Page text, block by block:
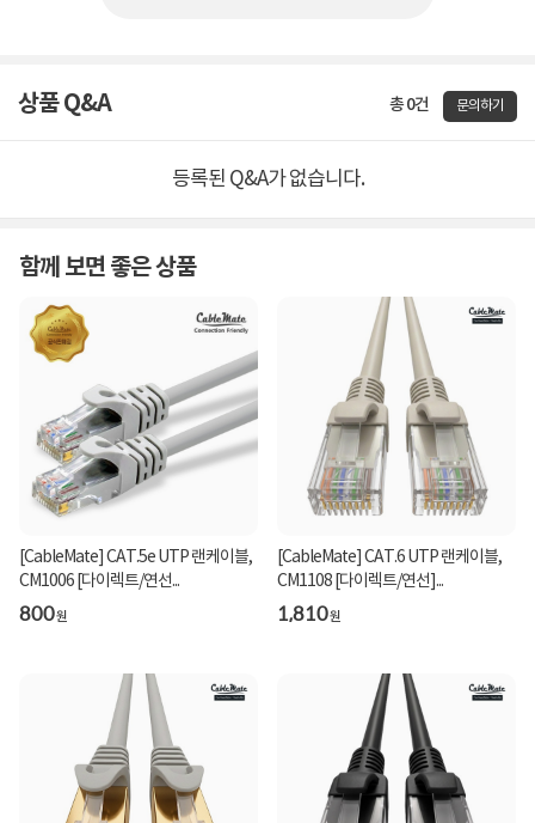
상품 Q&A 총 0건 문의하기
등록된 Q&A가 없습니다.
함께 보면 좋은 상품
[CableMate] CAT.5e UTP 랜케이블,
CM1006 [다이렉트/연선...
800원
[CableMate] CAT.6 UTP 랜케이블,
CM1108 [다이렉트/연선]...
1,810원